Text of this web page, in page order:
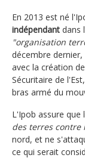
En 2013 est né
indépendant dans
"organisation
décembre
avec la création
Sécuritaire de
bras armé du
L'Ipob assure que
des terres contre
nord, et ne
ce qui serait